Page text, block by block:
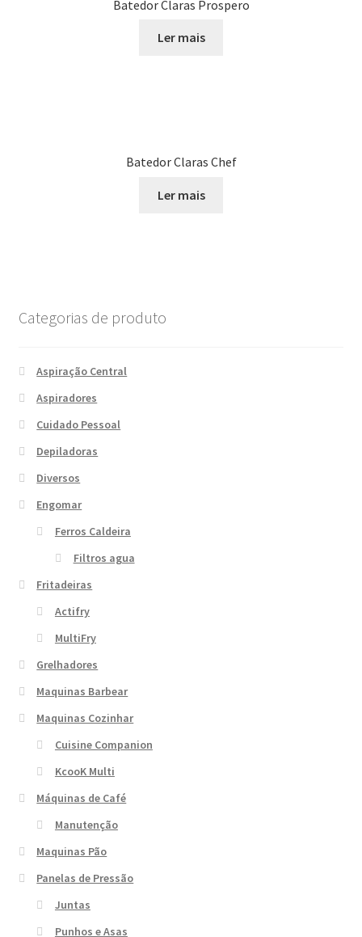
Batedor Claras Prospero
Ler mais
Batedor Claras Chef
Ler mais
Categorias de produto
Aspiração Central
Aspiradores
Cuidado Pessoal
Depiladoras
Diversos
Engomar
Ferros Caldeira
Filtros agua
Fritadeiras
Actifry
MultiFry
Grelhadores
Maquinas Barbear
Maquinas Cozinhar
Cuisine Companion
KcooK Multi
Máquinas de Café
Manutenção
Maquinas Pão
Panelas de Pressão
Juntas
Punhos e Asas